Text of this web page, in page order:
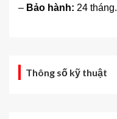
– Bảo hành: 24 tháng.
Thông số kỹ thuật